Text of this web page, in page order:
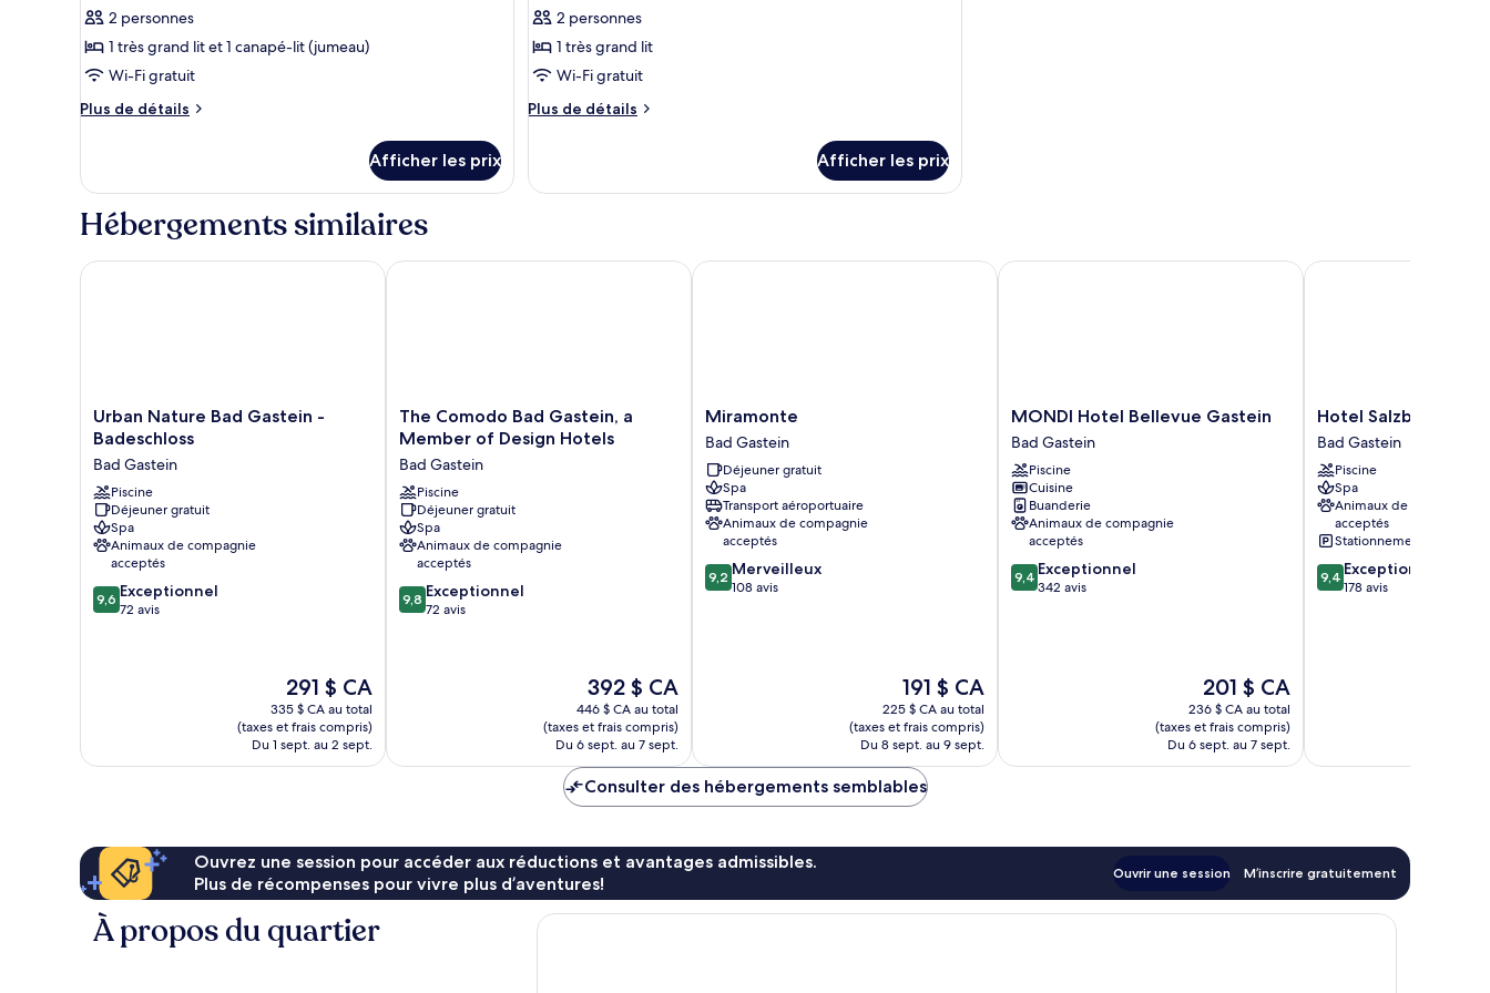
pour
ce
type
chambre :
Junior
2 personnes
1 très grand lit et 1 canapé-lit (jumeau)
Wi-Fi gratuit
Plus de détails
Plus
Suite
studio
Junior
Afficher les prix
pour
ce
type
chambre :
2 personnes
1 très grand lit
Wi-Fi gratuit
Plus de détails
Plus
Suite
Afficher les prix
Hébergements similaires
Urban
Nature
Gastein
-
Badeschloss
Bad
Gastein
Urban Nature Bad Gastein -
Badeschloss
Bad Gastein
Piscine
Déjeuner gratuit
Spa
Animaux de compagnie
acceptés
9.6
sur
9,6 Exceptionnel
72 avis
Le
prix
est
de
291 $ CA
291 $ CA
335 $ CA au total
(taxes et frais compris)
Du 1 sept. au 2 sept.
Urban Nature Bad Gastein - Badeschloss
The
Comodo
Gastein,
a
Member
of
Design
Hotels
Bad
Gastein
The Comodo Bad Gastein, a
Member of Design Hotels
Bad Gastein
Piscine
Déjeuner gratuit
Spa
Animaux de compagnie
acceptés
9.8
sur
9,8 Exceptionnel
72 avis
Le
prix
est
de
392 $ CA
392 $ CA
446 $ CA au total
(taxes et frais compris)
Du 6 sept. au 7 sept.
The Comodo Bad Gastein, a Member of Design Hotels
Miramonte
Bad
Gastein
Miramonte
Bad Gastein
Déjeuner gratuit
Spa
Transport aéroportuaire
Animaux de compagnie
acceptés
9.2
sur
9,2 Merveilleux
108 avis
Le
prix
est
de
191 $ CA
191 $ CA
225 $ CA au total
(taxes et frais compris)
Du 8 sept. au 9 sept.
Miramonte
MONDI
Hotel
Bellevue
Gastein
Bad
Gastein
MONDI Hotel Bellevue Gastein
Bad Gastein
Piscine
Cuisine
Buanderie
Animaux de compagnie
acceptés
9.4
sur
9,4 Exceptionnel
342 avis
Le
prix
est
de
201 $ CA
201 $ CA
236 $ CA au total
(taxes et frais compris)
Du 6 sept. au 7 sept.
MONDI Hotel Bellevue Gastein
Hotel
Salzburger
Hof
Bad
Gastein
Hotel Salzburger
Bad Gastein
Piscine
Spa
Animaux de compagnie
acceptés
Stationnement gratuit
9.4
sur
9,4 Exceptionnel
178 avis
Hotel Salzburger Hof
Consulter des hébergements semblables
Ouvrez une session pour accéder aux réductions et avantages admissibles.
Plus de récompenses pour vivre plus d’aventures!
Ouvrir une session M’inscrire gratuitement
À propos du quartier